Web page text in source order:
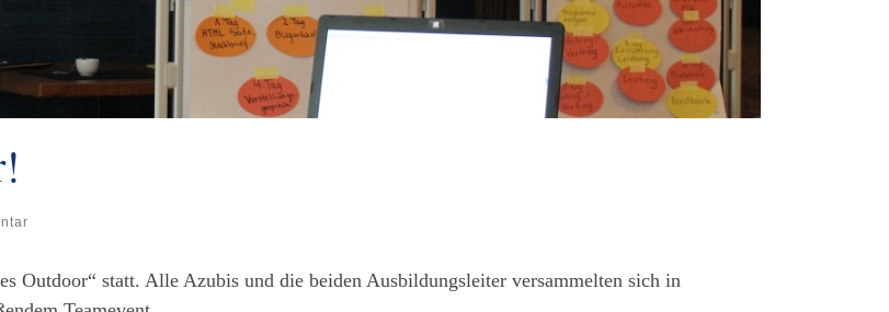
Outdoor“ statt. Alle Azubis und die beiden Ausbildungsleiter versammelten sich in